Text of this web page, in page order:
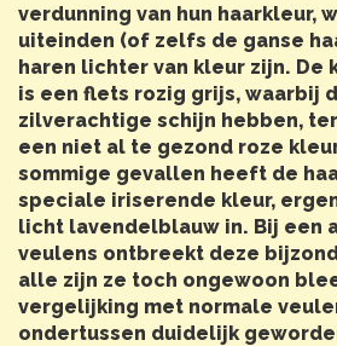
verdunning van hun haarkleur,
uiteinden (of zelfs de ganse
haren lichter van kleur zijn. De
is een flets rozig grijs, waarbij
zilverachtige schijn hebben,
een niet al te gezond roze
sommige gevallen heeft de
speciale iriserende kleur,
licht lavendelblauw in. Bij een
veulens ontbreekt deze
alle zijn ze toch ongewoon
vergelijking met normale
ondertussen duidelijk